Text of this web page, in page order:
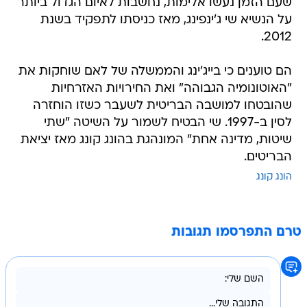
שעם הזמן נעשו אלימות, נחשבות לאיום הגדול ביותר
על הנשיא שי ג'ינפינג, מאז כניסתו לתפקיד בשנת
2012.
הם טוענים כי בייג'ינג והממשלה של לאם שוחקות את
"האוטונומיה הגבוהה" ואת החירויות האזרחיות
שהובטחו למושבה הבריטית לשעבר כשזו הוחזרה
לסין ב-1997. שי הבטיח לשמור על השיטה "שתי
שיטות, מדינה אחת" המונהגת בהונג קונג מאז יציאת
הבריטים.
הונג קונג
טרם התפרסמו תגובות